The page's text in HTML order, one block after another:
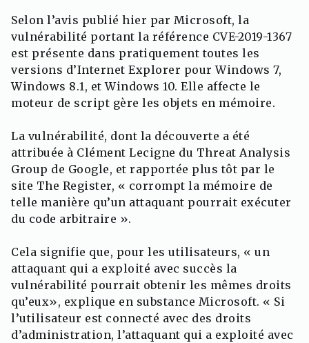
Selon l’avis publié hier par Microsoft, la
vulnérabilité portant la référence CVE-2019-1367
est présente dans pratiquement toutes les
versions d’Internet Explorer pour Windows 7,
Windows 8.1, et Windows 10. Elle affecte le
moteur de script gère les objets en mémoire.
La vulnérabilité, dont la découverte a été
attribuée à Clément Lecigne du Threat Analysis
Group de Google, et rapportée plus tôt par le
site The Register, « corrompt la mémoire de
telle manière qu’un attaquant pourrait exécuter
du code arbitraire ».
Cela signifie que, pour les utilisateurs, « un
attaquant qui a exploité avec succès la
vulnérabilité pourrait obtenir les mêmes droits
qu’eux», explique en substance Microsoft. « Si
l’utilisateur est connecté avec des droits
d’administration, l’attaquant qui a exploité avec